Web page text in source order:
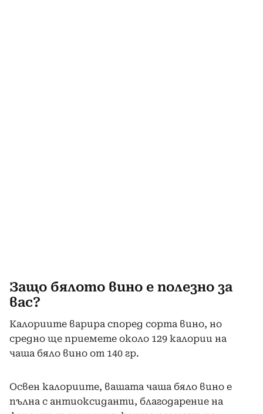
Защо бялото вино е полезно за
вас?
Калориите варира според сорта вино, но
средно ще приемете около 129 калории на
чаша бяло вино от 140 гр.
Освен калориите, вашата чаша бяло вино е
пълна с антиоксиданти, благодарение на